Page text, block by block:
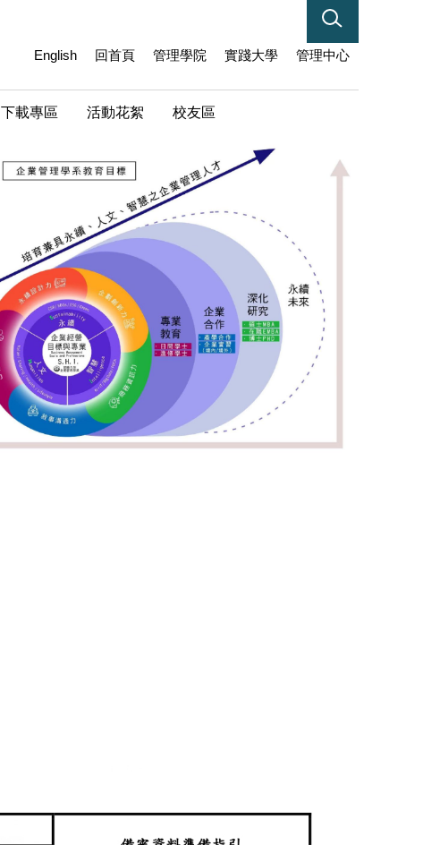
English 回首頁 管理學院 實踐大學 管理中心
下載專區 活動花絮 校友區